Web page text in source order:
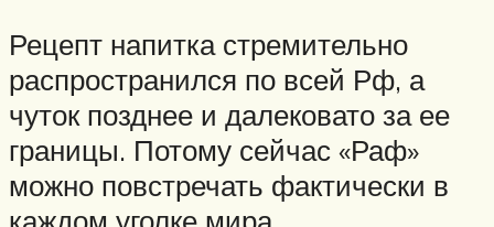
Рецепт напитка стремительно
распространился по всей Рф, а
чуток позднее и далековато за ее
границы. Потому сейчас «Раф»
можно повстречать фактически в